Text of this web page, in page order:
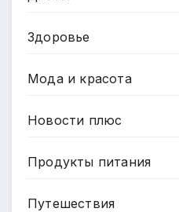
Здоровье
Мода и красота
Новости плюс
Продукты питания
Путешествия